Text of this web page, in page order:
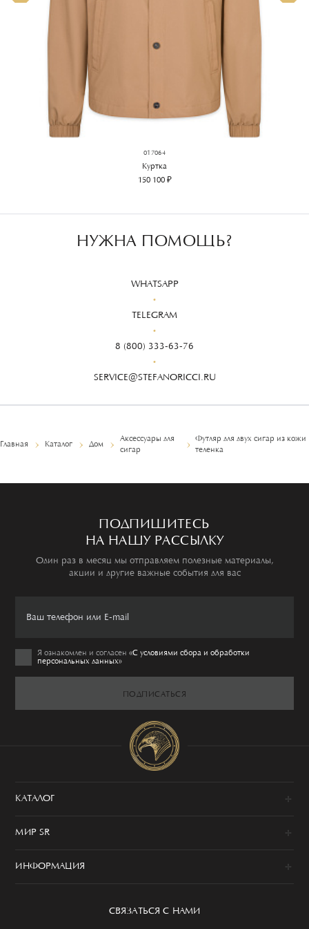
017064
Куртка
150 100 ₽
НУЖНА ПОМОЩЬ?
WHATSAPP
TELEGRAM
8 (800) 333-63-76
SERVICE@STEFANORICCI.RU
Главная Каталог Дом
Аксессуары для
сигар
Футляр для двух сигар из кожи
теленка
ПОДПИШИТЕСЬ
НА НАШУ РАССЫЛКУ
Один раз в месяц мы отправляем полезные материалы,
акции и другие важные события для вас
Я ознакомлен и согласен«C условиями сбора и обработки
персональных данных»
ПОДПИСАТЬСЯ
КАТАЛОГ
Одежда
МИР SR
ИНФОРМАЦИЯ
СВЯЗАТЬСЯ С НАМИ